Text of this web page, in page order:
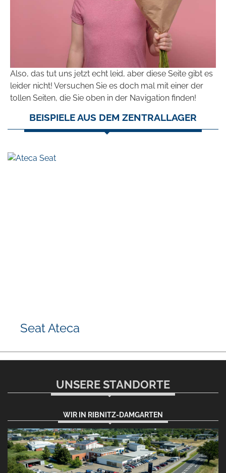
Also, das tut uns jetzt echt leid, aber diese Seite gibt es
leider nicht! Versuchen Sie es doch mal mit einer der
tollen Seiten, die Sie oben in der Navigation finden!
BEISPIELE AUS DEM ZENTRALLAGER
Seat Ateca
UNSERE STANDORTE
WIR IN RIBNITZ-DAMGARTEN